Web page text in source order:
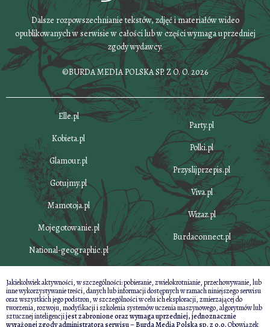
Dalsze rozpowszechnianie tekstów, zdjęć i materiałów wideo
opublikowanych w serwisie w całości lub w części wymaga uprzedniej
zgody wydawcy.
©BURDA MEDIA POLSKA SP. Z O. O. 2026
Elle.pl
Kobieta.pl
Glamour.pl
Gotujmy.pl
Mamotoja.pl
Mojegotowanie.pl
National-geographic.pl
Party.pl
Polki.pl
Przyslijprzepis.pl
Viva.pl
Wizaz.pl
Burdaconnect.pl
Jakiekolwiek aktywności, w szczególności: pobieranie, zwielokrotnianie, przechowywanie, lub
inne wykorzystywanie treści, danych lub informacji dostępnych w ramach niniejszego serwisu
oraz wszystkich jego podstron, w szczególności w celu ich eksploracji, zmierzającej do
tworzenia, rozwoju, modyfikacji i szkolenia systemów uczenia maszynowego, algorytmów lub
sztucznej inteligencjijest zabronione oraz wymaga uprzedniej, jednoznacznie
wyrażonej zgody administratora serwisu – Burda Media Polska sp. z o.o.Obowiązek